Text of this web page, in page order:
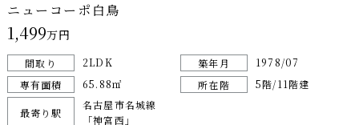
ニューコーポ白鳥
1,499万円
間取り 2LDK 築年月
1978/07
専有面積
65.88㎡ 所在階 5階/11階建
最寄り駅
名古屋市名城線
「神宮西」